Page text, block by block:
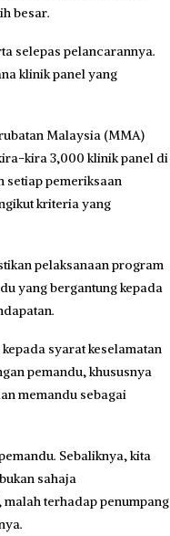
besar.
selepas pelancarannya.
klinik panel yang
Malaysia (MMA)
kira 3,000 klinik panel di
setiap pemeriksaan
kriteria yang
pelaksanaan program
yang bergantung kepada
syarat keselamatan
pemandu, khususnya
memandu sebagai
Sebaliknya, kita
sahaja
terhadap penumpang